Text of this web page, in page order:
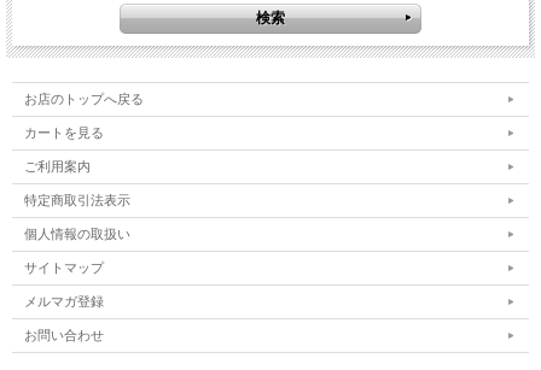
お店のトップへ戻る
カートを見る
ご利用案内
特定商取引法表示
個人情報の取扱い
サイトマップ
メルマガ登録
お問い合わせ